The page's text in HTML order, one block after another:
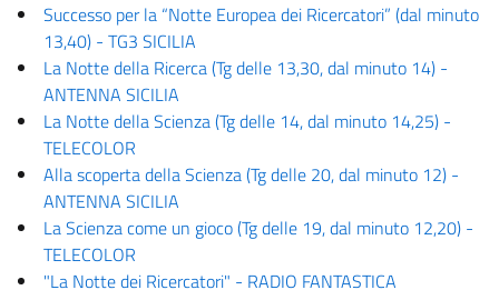
Successo per la “Notte Europea dei Ricercatori” (dal minuto
13,40) - TG3 SICILIA
La Notte della Ricerca (Tg delle 13,30, dal minuto 14) -
ANTENNA SICILIA
La Notte della Scienza (Tg delle 14, dal minuto 14,25) -
TELECOLOR
Alla scoperta della Scienza (Tg delle 20, dal minuto 12) -
ANTENNA SICILIA
La Scienza come un gioco (Tg delle 19, dal minuto 12,20) -
TELECOLOR
"La Notte dei Ricercatori" - RADIO FANTASTICA